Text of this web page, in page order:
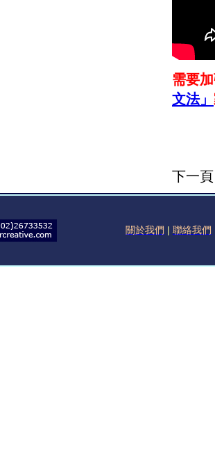
需要
文法」
下一
關於我們 | 聯絡我們